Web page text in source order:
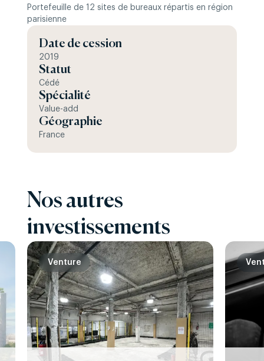
Portefeuille de 12 sites de bureaux répartis en région
parisienne
Date de cession
2019
Statut
Cédé
Spécialité
Value-add
Géographie
France
Nos autres
investissements
Venture